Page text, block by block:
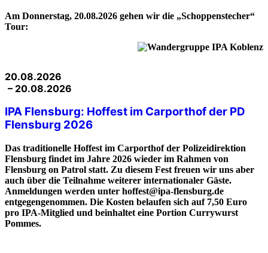
Am Donnerstag, 20.08.2026 gehen wir die „Schoppenstecher“
Tour:
20.08.2026
– 20.08.2026
IPA Flensburg: Hoffest im Carporthof der PD
Flensburg 2026
Das traditionelle Hoffest im Carporthof der Polizeidirektion
Flensburg findet im Jahre 2026 wieder im Rahmen von
Flensburg on Patrol statt. Zu diesem Fest freuen wir uns aber
auch über die Teilnahme weiterer internationaler Gäste.
Anmeldungen werden unter hoffest@ipa-flensburg.de
entgegengenommen. Die Kosten belaufen sich auf 7,50 Euro
pro IPA-Mitglied und beinhaltet eine Portion Currywurst
Pommes.